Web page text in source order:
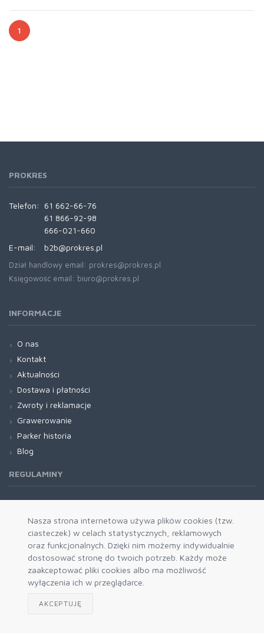
Nasza strona internetowa używa plików cookies (tzw.
ciasteczek) w celach statystycznych, reklamowych
oraz funkcjonalnych. Dzięki nim możemy indywidualnie
dostosować stronę do twoich potrzeb. Każdy może
zaakceptować pliki cookies albo ma możliwość
wyłączenia ich w przeglądarce.
AKCEPTUJĘ
1
PROKRES
Telefon:
61 662-66-76
61 866-92-98
666-021-660
E-mail:
b2b@prokres.pl
Dział handlowy email: prokres@prokres.pl
Księgowość email: biuro@prokres.pl
INFORMACJE
O nas
Kontakt
Aktualności
Dostawa i płatności
Zwroty i reklamacje
Grawerowanie
Parker historia
Blog
REGULAMINY